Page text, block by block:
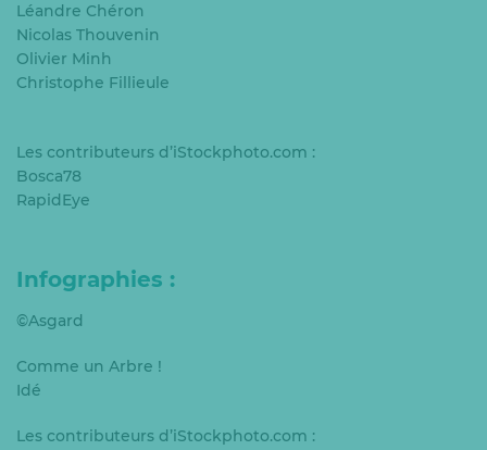
Léandre Chéron
Nicolas Thouvenin
Olivier Minh
Christophe Fillieule
Les contributeurs d’iStockphoto.com :
Bosca78
RapidEye
Infographies :
©Asgard
Comme un Arbre !
Idé
Les contributeurs d’iStockphoto.com :